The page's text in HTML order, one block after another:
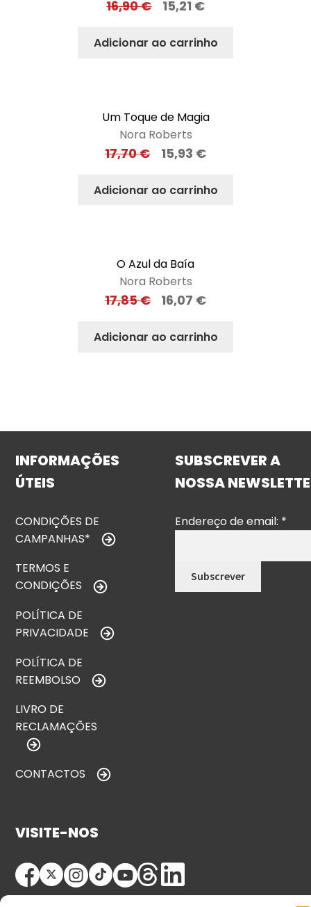
16,90€ 15,21 €
Adicionar ao carrinho
Um Toque de Magia
Nora Roberts
17,70€ 15,93 €
Adicionar ao carrinho
O Azul da Baía
Nora Roberts
17,85€ 16,07 €
Adicionar ao carrinho
INFORMAÇÕES
ÚTEIS
CONDIÇÕES DE
CAMPANHAS*
TERMOS E
CONDIÇÕES
POLÍTICA DE
PRIVACIDADE
POLÍTICA DE
REEMBOLSO
LIVRO DE
RECLAMAÇÕES
CONTACTOS
SUBSCREVER A
NOSSA
Endereço de email: *
VISITE-NOS